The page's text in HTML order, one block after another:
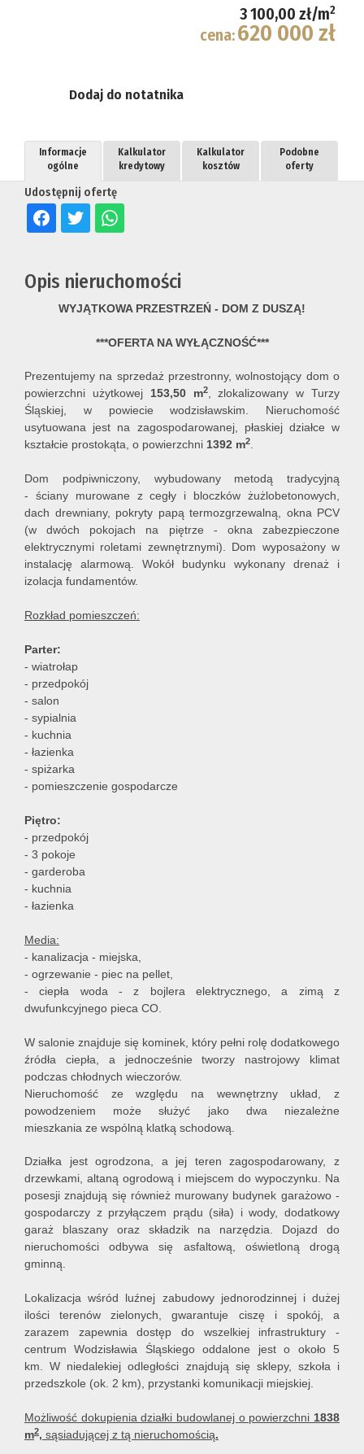
3 100,00 zł/m2
cena:620 000 zł
Dodaj do notatnika
Udostępnij ofertę
Informacje
ogólne
Kalkulator
kredytowy
Kalkulator
kosztów
Podobne
oferty
Opis nieruchomości
WYJĄTKOWA PRZESTRZEŃ - DOM Z DUSZĄ!
***OFERTA NA WYŁĄCZNOŚĆ***
Prezentujemy na sprzedaż przestronny, wolnostojący dom o
powierzchni użytkowej 153,50m2, zlokalizowany w Turzy
Śląskiej, w powiecie wodzisławskim. Nieruchomość
usytuowana jest na zagospodarowanej, płaskiej działce w
kształcie prostokąta, o powierzchni 1392 m2.
Dom podpiwniczony, wybudowany metodą tradycyjną
- ściany murowane z cegły i bloczków żużlobetonowych,
dach drewniany, pokryty papą termozgrzewalną, okna PCV
(w dwóch pokojach na piętrze - okna zabezpieczone
elektrycznymi roletami zewnętrznymi). Dom wyposażony w
instalację alarmową. Wokół budynku wykonany drenaż i
izolacja fundamentów.
Rozkład pomieszczeń:
Parter:
- wiatrołap
- przedpokój
- salon
- sypialnia
- kuchnia
- łazienka
- spiżarka
- pomieszczenie gospodarcze
Piętro:
- przedpokój
- 3 pokoje
- garderoba
- kuchnia
- łazienka
Media:
- kanalizacja - miejska,
- ogrzewanie - piec na pellet,
- ciepła woda - z bojlera elektrycznego, a zimą z
dwufunkcyjnego pieca CO.
W salonie znajduje się kominek, który pełni rolę dodatkowego
źródła ciepła, a jednocześnie tworzy nastrojowy klimat
podczas chłodnych wieczorów.
Nieruchomość ze względu na wewnętrzny układ, z
powodzeniem może służyć jako dwa niezależne
mieszkania ze wspólną klatką schodową.
Działka jest ogrodzona, a jej teren zagospodarowany, z
drzewkami,altaną ogrodową i miejscem do wypoczynku. Na
posesjiznajdują się również murowany budynek garażowo -
gospodarczy z przyłączem prądu (siła) i wody, dodatkowy
garaż blaszany oraz składzik na narzędzia. Dojazd do
nieruchomości odbywa się asfaltową, oświetloną drogą
gminną.
Lokalizacja wśród luźnej zabudowy jednorodzinnej i dużej
ilości terenów zielonych, gwarantuje ciszę i spokój, a
zarazem zapewnia dostęp do wszelkiej infrastruktury -
centrum Wodzisławia Śląskiego oddalone jest o około 5
km. W niedalekiej odległości znajdują się sklepy, szkoła i
przedszkole (ok. 2 km), przystanki komunikacji miejskiej.
Możliwość dokupienia działki budowlanej o powierzchni 1838
m2, sąsiadującej z tą nieruchomością.